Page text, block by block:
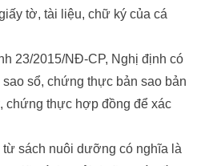
tờ, tài liệu, chữ ký của cá
23/2015/NĐ-CP, Nghị định có
sổ, chứng thực bản sao bản
chứng thực hợp đồng để xác
sách nuôi dưỡng có nghĩa là